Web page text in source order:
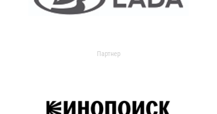
Партнер